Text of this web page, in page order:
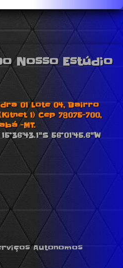
Nosso Estúdio
01 Lote 04, Bairro
1) Cep 78075-700,
-MT.
56°01'45.6"W
Autonomos